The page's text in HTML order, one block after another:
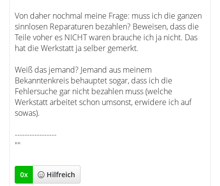
Von daher nochmal meine Frage: muss ich die ganzen
sinnlosen Reparaturen bezahlen? Beweisen, dass die
Teile voher es NICHT waren brauche ich ja nicht. Das
hat die Werkstatt ja selber gemerkt.
Weiß das jemand? Jemand aus meinem
Bekanntenkreis behauptet sogar, dass ich die
Fehlersuche gar nicht bezahlen muss (welche
Werkstatt arbeitet schon umsonst, erwidere ich auf
sowas).
-----------------
""
0x Hilfreich